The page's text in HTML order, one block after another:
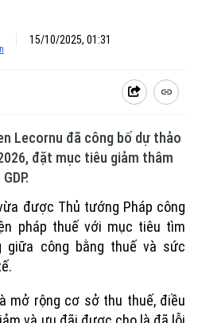
15/10/2025, 01:31
Lecornu đã công bố dự thảo
đặt mục tiêu giảm thâm
được Thủ tướng Pháp công
pháp thuế với mục tiêu tìm
giữa công bằng thuế và sức
mở rộng cơ sở thu thuế, điều